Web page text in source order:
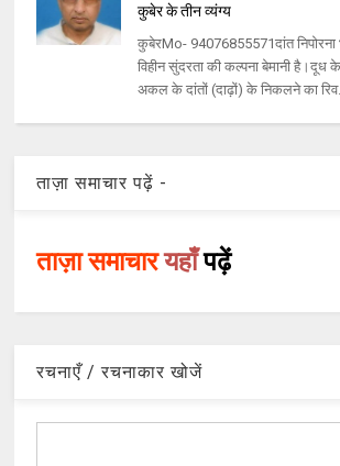
कुबेर के तीन व्यंग्य
कुबेरMo- 94076855571दांत निपोरना
विहीन सुंदरता की कल्पना बेमानी
अकल के दांतों (दाढ़ों) के निकलने का रिव...
ताज़ा समाचार पढ़ें -
ताज़ा समाचारयहाँपढ़ें
रचनाएँ / रचनाकार खोजें